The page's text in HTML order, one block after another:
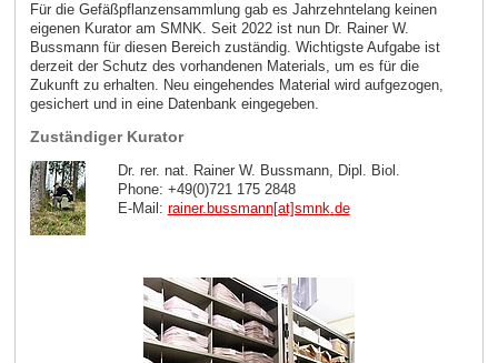
Für die Gefäßpflanzensammlung gab es Jahrzehntelang keinen
eigenen Kurator am SMNK. Seit 2022 ist nun Dr. Rainer W.
Bussmann für diesen Bereich zuständig. Wichtigste Aufgabe ist
derzeit der Schutz des vorhandenen Materials, um es für die
Zukunft zu erhalten. Neu eingehendes Material wird aufgezogen,
gesichert und in eine Datenbank eingegeben.
Zuständiger Kurator
Dr. rer. nat. Rainer W. Bussmann, Dipl. Biol.
Phone: +49(0)721 175 2848
E-Mail: rainer.bussmann[at]smnk de